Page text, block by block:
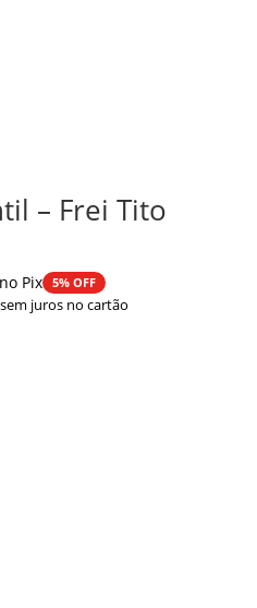
– Frei Tito
Pix 5% OFF
juros no cartão